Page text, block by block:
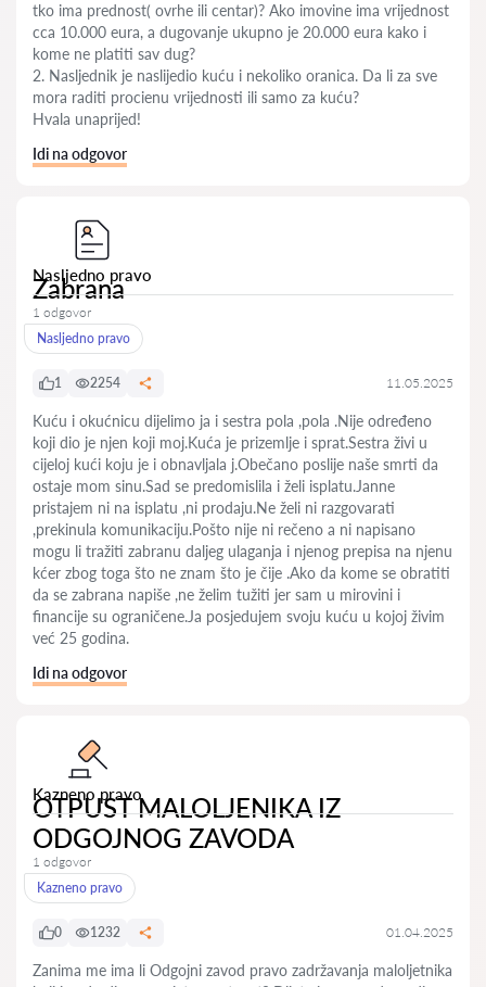
tko ima prednost( ovrhe ili centar)? Ako imovine ima vrijednost
cca 10.000 eura, a dugovanje ukupno je 20.000 eura kako i
kome ne platiti sav dug?
2. Nasljednik je naslijedio kuću i nekoliko oranica. Da li za sve
mora raditi procienu vrijednosti ili samo za kuću?
Hvala unaprijed!
Idi na odgovor
Nasljedno pravo
Zabrana
1 odgovor
Nasljedno pravo
1 2254 11.05.2025
Kuću i okućnicu dijelimo ja i sestra pola ,pola .Nije određeno
koji dio je njen koji moj.Kuća je prizemlje i sprat.Sestra živi u
cijeloj kući koju je i obnavljala j.Obečano poslije naše smrti da
ostaje mom sinu.Sad se predomislila i želi isplatu.Janne
pristajem ni na isplatu ,ni prodaju.Ne želi ni razgovarati
,prekinula komunikaciju.Pošto nije ni rečeno a ni napisano
mogu li tražiti zabranu daljeg ulaganja i njenog prepisa na njenu
kćer zbog toga što ne znam što je čije .Ako da kome se obratiti
da se zabrana napiše ,ne želim tužiti jer sam u mirovini i
financije su ograničene.Ja posjedujem svoju kuću u kojoj živim
već 25 godina.
Idi na odgovor
Kazneno pravo
OTPUST MALOLJENIKA IZ
ODGOJNOG ZAVODA
1 odgovor
Kazneno pravo
0 1232 01.04.2025
Zanima me ima li Odgojni zavod pravo zadržavanja maloljetnika